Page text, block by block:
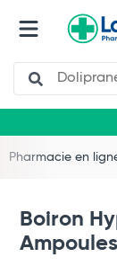
Search
Pharmacie en
Boiron